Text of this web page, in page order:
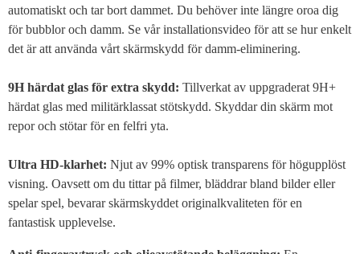
automatiskt och tar bort dammet. Du behöver inte längre oroa dig
för bubblor och damm. Se vår installationsvideo för att se hur enkelt
det är att använda vårt skärmskydd för damm-eliminering.
9H härdat glas för extra skydd: Tillverkat av uppgraderat 9H+
härdat glas med militärklassat stötskydd. Skyddar din skärm mot
repor och stötar för en felfri yta.
Ultra HD-klarhet: Njut av 99% optisk transparens för högupplöst
visning. Oavsett om du tittar på filmer, bläddrar bland bilder eller
spelar spel, bevarar skärmskyddet originalkvaliteten för en
fantastisk upplevelse.